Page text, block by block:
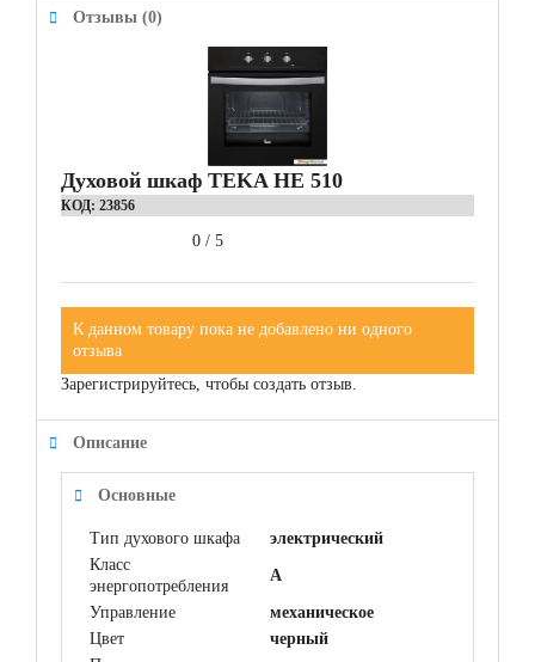
Отзывы (0)
Духовой шкаф TEKA HE 510
КОД: 23856
0 / 5
К данном товару пока не добавлено ни одного
отзыва
Зарегистрируйтесь, чтобы создать отзыв.
Описание
Основные
Тип духового шкафа
электрический
Класс
энергопотребления
A
Управление
механическое
Цвет
черный